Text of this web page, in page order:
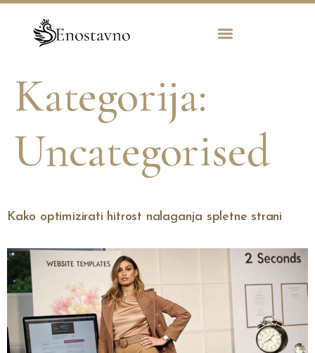
Kategorija:
Uncategorised
Kako optimizirati hitrost nalaganja spletne strani